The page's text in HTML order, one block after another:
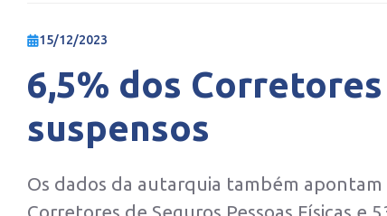
15/12/2023
6,5% dos
suspensos
Os dados da autarquia também